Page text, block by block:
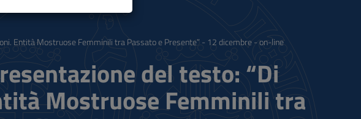
Entità Mostruose Femminili tra Passato e Presente” - 12 dicembre - on-line
del testo: “Di
Mostruose Femminili tra